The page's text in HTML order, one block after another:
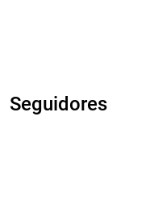
Seguidores